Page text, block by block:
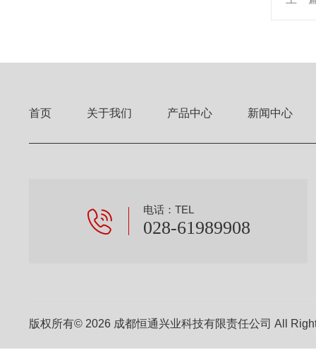
首页 关于我们 产品中心 新闻中心
电话：TEL
028-61989908
版权所有© 2026 成都恒通兴业科技有限责任公司 All